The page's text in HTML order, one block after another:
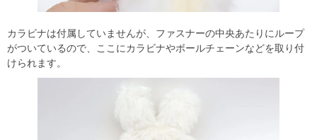
カラビナは付属していませんが、ファスナーの中央あたりにループ
がついているので、ここにカラビナやボールチェーンなどを取り付
けられます。